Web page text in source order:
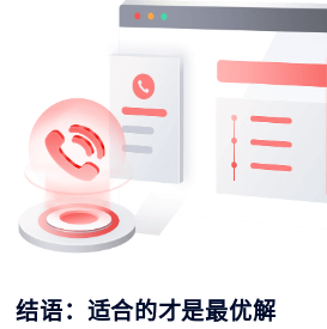
结语：适合的才是最优解